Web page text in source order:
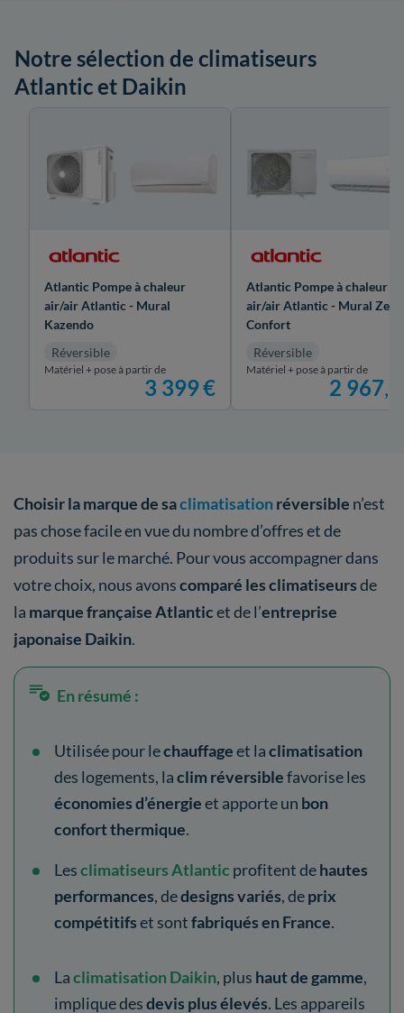
Notre sélection de climatiseurs
Atlantic et Daikin
Atlantic Pompe à chaleur
air/air Atlantic - Mural
Kazendo
Réversible
Matériel + pose à partir de
3 399€
Atlantic Pompe à chaleur
air/air Atlantic - Mural
Confort
Réversible
Matériel + pose à partir de
2 967,
Choisir la marque de saclimatisationréversible n’est
pas chose facile en vue du nombre d’offres et de
produits sur le marché. Pour vous accompagner dans
votre choix, nous avonscomparé les climatiseursde
la marque française Atlanticet de l’entreprise
japonaise Daikin.
En résumé :
Utilisée pour lechauffageet laclimatisation
des logements, laclim réversiblefavorise les
économies d’énergieet apporte un bon
confort thermique.
Lesclimatiseurs Atlantic profitent dehautes
performances, dedesigns variés,deprix
compétitifset sontfabriqués en France.
Laclimatisation Daikin, plus haut de gamme,
implique desdevis plus élevés. Les appareils